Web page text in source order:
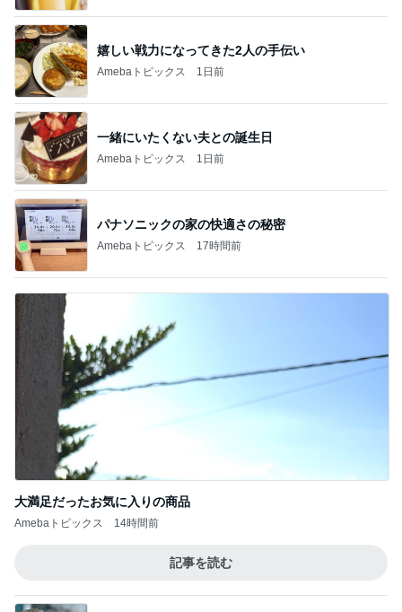
嬉しい戦力になってきた2人の手伝い
Amebaトピックス 1日前
一緒にいたくない夫との誕生日
Amebaトピックス 1日前
パナソニックの家の快適さの秘密
Amebaトピックス 17時間前
大満足だったお気に入りの商品
Amebaトピックス 14時間前
記事を読む